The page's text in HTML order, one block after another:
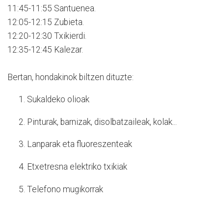
11:45-11:55 Santuenea.
12:05-12:15 Zubieta.
12:20-12:30 Txikierdi.
12:35-12:45 Kalezar.
Bertan, hondakinok biltzen dituzte:
Sukaldeko olioak
Pinturak, barnizak, disolbatzaileak, kolak...
Lanparak eta fluoreszenteak
Etxetresna elektriko txikiak
Telefono mugikorrak